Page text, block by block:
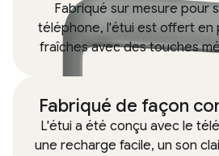
Fabriqué sur mesure pour
téléphone, l'étui est offert en
fraîches avec des touches
Fabriqué de façon
L'étui a été conçu avec le
une recharge facile, un son